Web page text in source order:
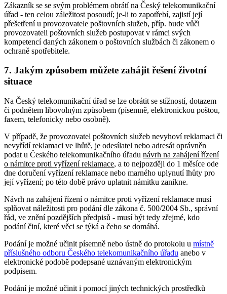
Zákazník se se svým problémem obrátí na Český telekomunikační
úřad - ten celou záležitost posoudí; je-li to zapotřebí, zajistí její
přešetření u provozovatele poštovních služeb, příp. bude vůči
provozovateli poštovních služeb postupovat v rámci svých
kompetencí daných zákonem o poštovních službách či zákonem o
ochraně spotřebitele.
7. Jakým způsobem můžete zahájit řešení životní
situace
Na Český telekomunikační úřad se lze obrátit se stížností, dotazem
či podnětem libovolným způsobem (písemně, elektronickou poštou,
faxem, telefonicky nebo osobně).
V případě, že provozovatel poštovních služeb nevyhoví reklamaci či
nevyřídí reklamaci ve lhůtě, je odesílatel nebo adresát oprávněn
podat u Českého telekomunikačního úřadu návrh na zahájení řízení
o námitce proti vyřízení reklamace, a to nejpozději do 1 měsíce ode
dne doručení vyřízení reklamace nebo marného uplynutí lhůty pro
její vyřízení; po této době právo uplatnit námitku zanikne.
Návrh na zahájení řízení o námitce proti vyřízení reklamace musí
splňovat náležitosti pro podání dle zákona č. 500/2004 Sb., správní
řád, ve znění pozdějších předpisů - musí být tedy zřejmé, kdo
podání činí, které věci se týká a čeho se domáhá.
Podání je možné učinit písemně nebo ústně do protokolu u místně
příslušného odboru Českého telekomunikačního úřadu anebo v
elektronické podobě podepsané uznávaným elektronickým
podpisem.
Podání je možné učinit i pomocí jiných technických prostředků